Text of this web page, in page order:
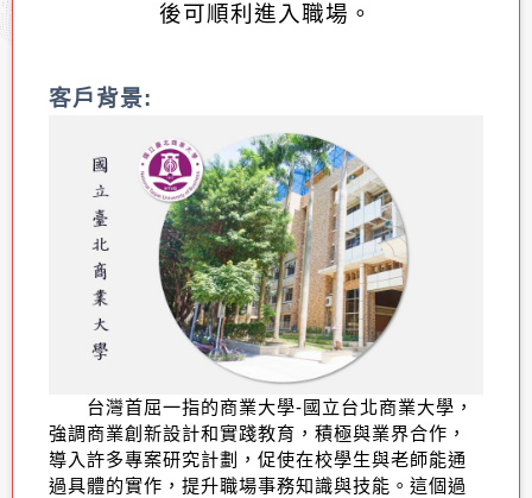
後可順利進入職場。
客戶背景:
台灣首屈一指的商業大學-國立台北商業大學，
強調商業創新設計和實踐教育，積極與業界合作，
導入許多專案研究計劃，促使在校學生與老師能通
過具體的實作，提升職場事務知識與技能。這個過